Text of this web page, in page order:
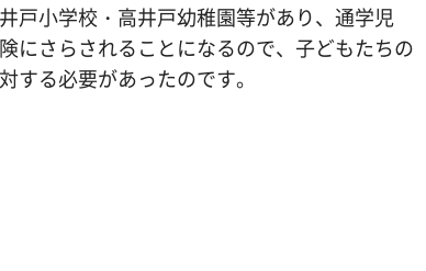
戸小学校・高井戸幼稚園等があり、通学児
にさらされることになるので、子どもたちの
する必要があったのです。